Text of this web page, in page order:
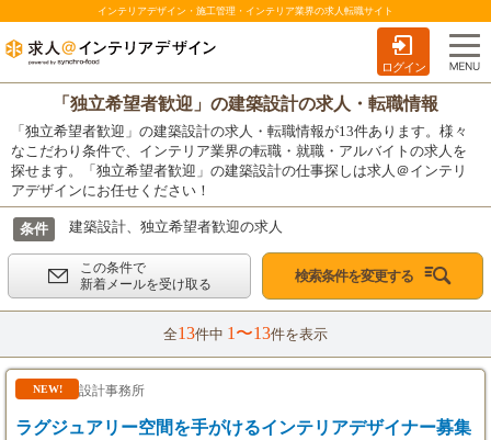
インテリアデザイン・施工管理・インテリア業界の求人転職サイト
ログイン
「独立希望者歓迎」の建築設計の求人・転職情報
「独立希望者歓迎」の建築設計の求人・転職情報が13件あります。様々
なこだわり条件で、インテリア業界の転職・就職・アルバイトの求人を
探せます。「独立希望者歓迎」の建築設計の仕事探しは求人＠インテリ
アデザインにお任せください！
条件 建築設計、独立希望者歓迎の求人
この条件で
新着メールを受け取る
検索条件を変更する
全13件中 1〜13件を表示
NEW! 設計事務所
ラグジュアリー空間を手がけるインテリアデザイナー募集